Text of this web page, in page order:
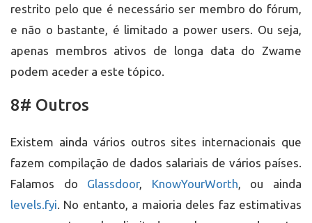
restrito pelo que é necessário ser membro do fórum,
e não o bastante, é limitado a power users. Ou seja,
apenas membros ativos de longa data do Zwame
podem aceder a este tópico.
8# Outros
Existem ainda vários outros sites internacionais que
fazem compilação de dados salariais de vários países.
Falamos do Glassdoor, KnowYourWorth, ou ainda
levels.fyi. No entanto, a maioria deles faz estimativas